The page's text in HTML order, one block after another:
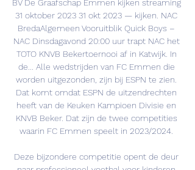
BV De Graafschap Emmen kijken streaming
31 oktober 2023 31 okt 2023 — kijken. NAC
BredaAlgemeen Vooruitblik Quick Boys –
NAC Dinsdagavond 20:00 uur trapt NAC het
TOTO KNVB Bekertoernooi af in Katwijk. In
de... Alle wedstrijden van FC Emmen die
worden uitgezonden, zijn bij ESPN te zien.
Dat komt omdat ESPN de uitzendrechten
heeft van de Keuken Kampioen Divisie en
KNVB Beker. Dat zijn de twee competities
waarin FC Emmen speelt in 2023/2024.
Deze bijzondere competitie opent de deur